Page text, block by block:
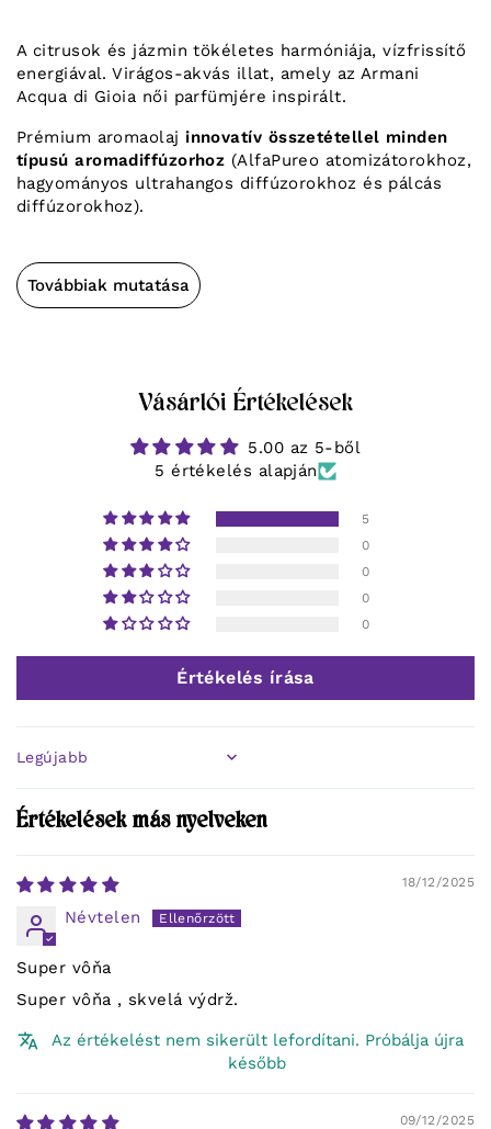
A citrusok és jázmin tökéletes harmóniája, vízfrissítő
energiával. Virágos-akvás illat, amely az Armani
Acqua di Gioia női parfümjére inspirált.
Prémium aromaolajinnovatív összetétellel minden
típusú aromadiffúzorhoz (AlfaPureo atomizátorokhoz,
hagyományos ultrahangos diffúzorokhoz és pálcás
diffúzorokhoz).
Továbbiak mutatása
Vásárlói Értékelések
5.00 az 5-ből
5 értékelés alapján
5
0
0
0
0
Értékelés írása
Sort by
Értékelések más nyelveken
18/12/2025
Névtelen
Super vôňa
Super vôňa , skvelá výdrž.
Az értékelést nem sikerült lefordítani. Próbálja újra
később
09/12/2025